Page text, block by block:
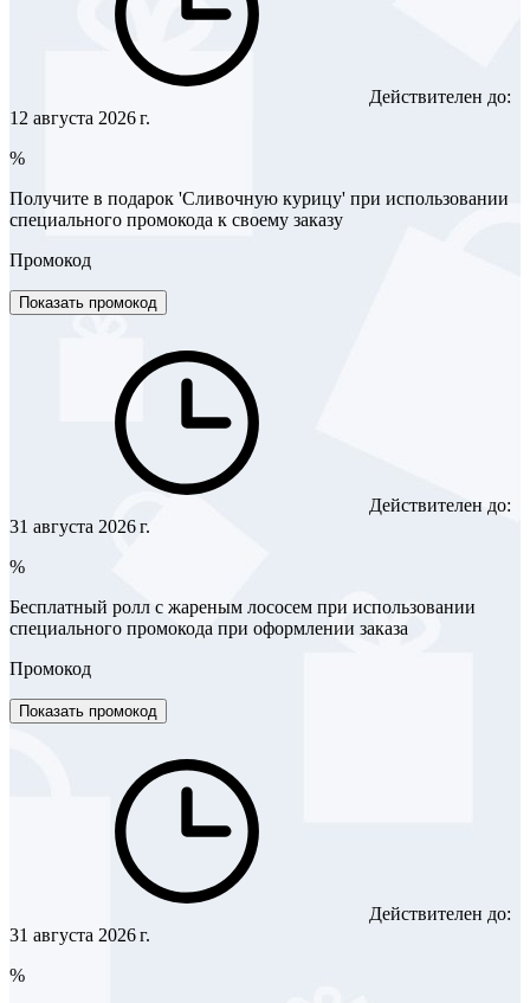
Действителен до:
12 августа 2026 г.
%
Получите в подарок 'Сливочную курицу' при использовании
специального промокода к своему заказу
Промокод
Показать промокод
Действителен до:
31 августа 2026 г.
%
Бесплатный ролл с жареным лососем при использовании
специального промокода при оформлении заказа
Промокод
Показать промокод
Действителен до:
31 августа 2026 г.
%